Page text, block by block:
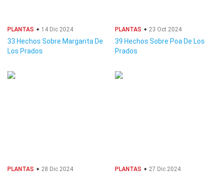
PLANTAS 14 Dic 2024
33 Hechos Sobre Margarita De
Los Prados
PLANTAS 23 Oct 2024
39 Hechos Sobre Poa De Los
Prados
PLANTAS 28 Dic 2024 PLANTAS 27 Dic 2024